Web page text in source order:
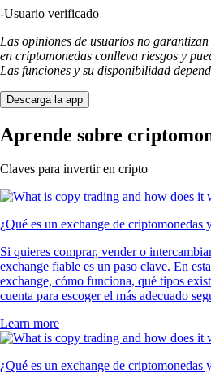
-Usuario verificado
Las opiniones de usuarios no
en criptomonedas conlleva riesgos y
Las funciones y su disponibilidad
Descarga la app
Aprende sobre
Claves para invertir en cripto
¿Qué es un exchange de criptomonedas
Si quieres comprar, vender o
exchange fiable es un paso clave. En
exchange, cómo funciona, qué tipos
cuenta para escoger el más adecuado
Learn more
¿Qué es un exchange de criptomonedas